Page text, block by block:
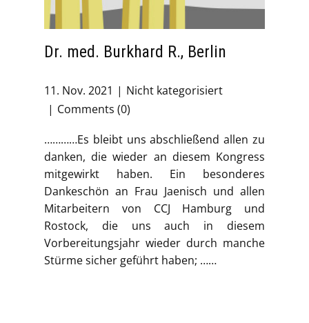
Dr. med. Burkhard R., Berlin
11. Nov. 2021
Nicht kategorisiert
Comments (0)
…………Es bleibt uns abschließend allen zu
danken, die wieder an diesem Kongress
mitgewirkt haben. Ein besonderes
Dankeschön an Frau Jaenisch und allen
Mitarbeitern von CCJ Hamburg und
Rostock, die uns auch in diesem
Vorbereitungsjahr wieder durch manche
Stürme sicher geführt haben; ……